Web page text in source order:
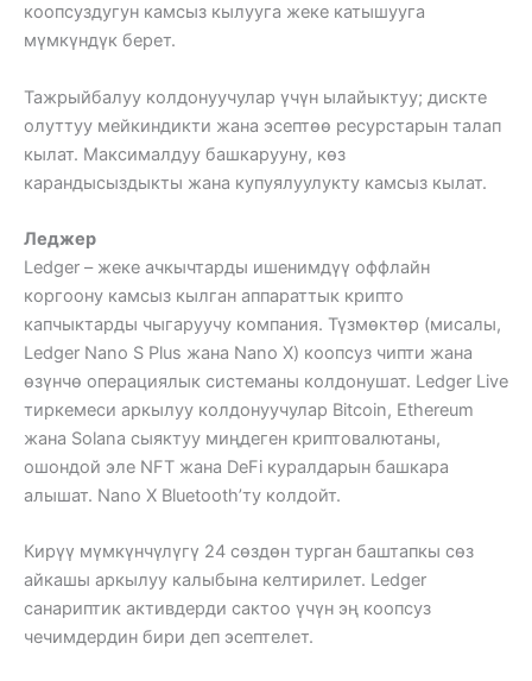
коопсуздугун камсыз кылууга жеке катышууга
мүмкүндүк берет.
Тажрыйбалуу колдонуучулар үчүн ылайыктуу; дискте
олуттуу мейкиндикти жана эсептөө ресурстарын талап
кылат. Максималдуу башкарууну, көз
карандысыздыкты жана купуялуулукту камсыз кылат.
Леджер
Ledger – жеке ачкычтарды ишенимдүү оффлайн
коргоону камсыз кылган аппараттык крипто
капчыктарды чыгаруучу компания. Түзмөктөр (мисалы,
Ledger Nano S Plus жана Nano X) коопсуз чипти жана
өзүнчө операциялык системаны колдонушат. Ledger Live
тиркемеси аркылуу колдонуучулар Bitcoin, Ethereum
жана Solana сыяктуу миңдеген криптовалютаны,
ошондой эле NFT жана DeFi куралдарын башкара
алышат. Nano X Bluetooth’ту колдойт.
Кирүү мүмкүнчүлүгү 24 сөздөн турган баштапкы сөз
айкашы аркылуу калыбына келтирилет. Ledger
санариптик активдерди сактоо үчүн эң коопсуз
чечимдердин бири деп эсептелет.